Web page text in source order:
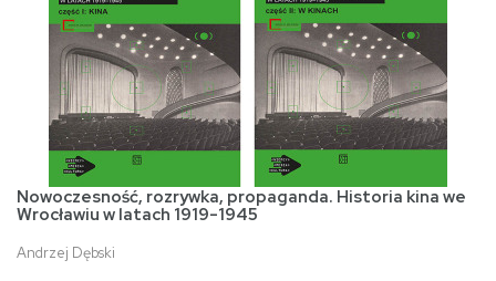
Nowoczesność, rozrywka, propaganda. Historia kina we
Wrocławiu w latach 1919-1945
Andrzej Dębski